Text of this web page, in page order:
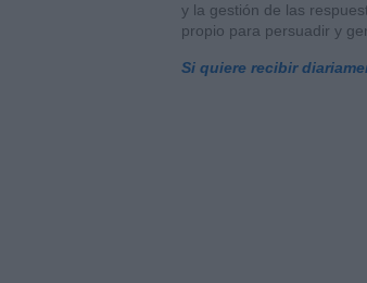
y la gestión de las
propio para persuadir y
Si quiere recibir